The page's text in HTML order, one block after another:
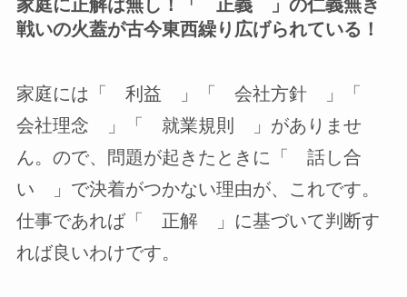
家庭に正解は無し！「 正義 」の仁義無き
戦いの火蓋が古今東西繰り広げられている！
家庭には「 利益 」「 会社方針 」「
会社理念 」「 就業規則 」がありませ
ん。ので、問題が起きたときに「 話し合
い 」で決着がつかない理由が、これです。
仕事であれば「 正解 」に基づいて判断す
れば良いわけです。